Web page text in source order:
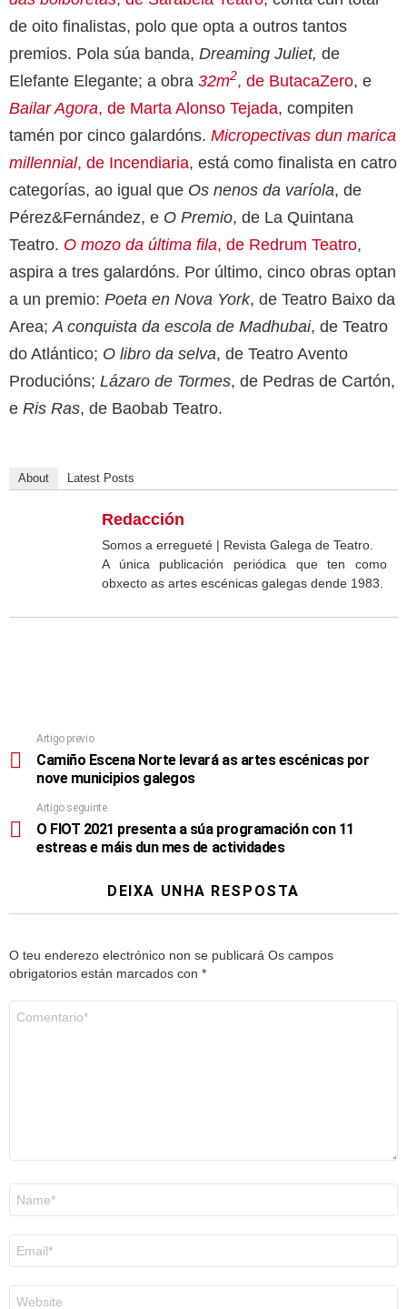
de oito finalistas, polo que opta a outros tantos
premios. Pola súa banda, Dreaming Juliet, de
Elefante Elegante; a obra 32m2, de ButacaZero, e
Bailar Agora, de Marta Alonso Tejada, compiten
tamén por cinco galardóns. Micropectivas dun marica
millennial, de Incendiaria, está como finalista en catro
categorías, ao igual que Os nenos da varíola, de
Pérez&Fernández, e O Premio, de La Quintana
Teatro. O mozo da última fila, de Redrum Teatro,
aspira a tres galardóns. Por último, cinco obras optan
a un premio: Poeta en Nova York, de Teatro Baixo da
Area; A conquista da escola de Madhubai, de Teatro
do Atlántico; O libro da selva, de Teatro Avento
Producións; Lázaro de Tormes, de Pedras de Cartón,
e Ris Ras, de Baobab Teatro.
About Latest Posts
Redacción
Somos a erregueté | Revista Galega de Teatro.
A única publicación periódica que ten como
obxecto as artes escénicas galegas dende 1983.
Artigo previo
Camiño Escena Norte levará as artes escénicas por
nove municipios galegos
Artigo seguinte
O FIOT 2021 presenta a súa programación con 11
estreas e máis dun mes de actividades
DEIXA UNHA RESPOSTA
O teu enderezo electrónico non se publicará Os campos
obrigatorios están marcados con *
electrónico
*